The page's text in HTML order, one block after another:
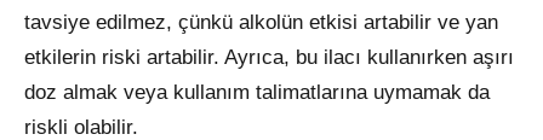
tavsiye edilmez, çünkü alkolün etkisi artabilir ve yan
etkilerin riski artabilir. Ayrıca, bu ilacı kullanırken aşırı
doz almak veya kullanım talimatlarına uymamak da
riskli olabilir.